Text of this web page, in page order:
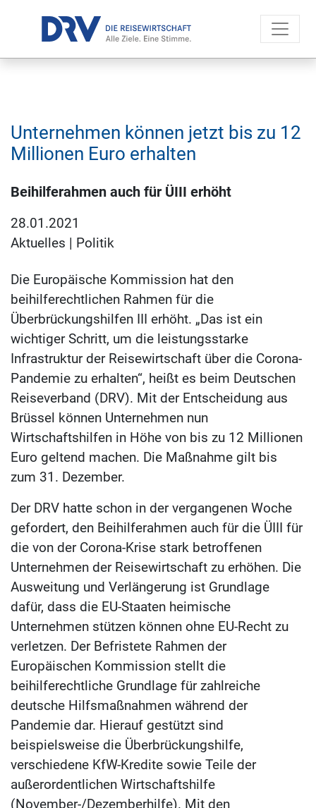
Unternehmen können jetzt bis zu 12
Millionen Euro erhalten
Beihilferahmen auch für ÜIII erhöht
28.01.2021
Aktuelles | Politik
Die Europäische Kommission hat den
beihilferechtlichen Rahmen für die
Überbrückungshilfen III erhöht. „Das ist ein
wichtiger Schritt, um die leistungsstarke
Infrastruktur der Reisewirtschaft über die Corona-
Pandemie zu erhalten“, heißt es beim Deutschen
Reiseverband (DRV). Mit der Entscheidung aus
Brüssel können Unternehmen nun
Wirtschaftshilfen in Höhe von bis zu 12 Millionen
Euro geltend machen. Die Maßnahme gilt bis
zum 31. Dezember.
Der DRV hatte schon in der vergangenen Woche
gefordert, den Beihilferahmen auch für die ÜIII für
die von der Corona-Krise stark betroffenen
Unternehmen der Reisewirtschaft zu erhöhen. Die
Ausweitung und Verlängerung ist Grundlage
dafür, dass die EU-Staaten heimische
Unternehmen stützen können ohne EU-Recht zu
verletzen. Der Befristete Rahmen der
Europäischen Kommission stellt die
beihilferechtliche Grundlage für zahlreiche
deutsche Hilfsmaßnahmen während der
Pandemie dar. Hierauf gestützt sind
beispielsweise die Überbrückungshilfe,
verschiedene KfW-Kredite sowie Teile der
außerordentlichen Wirtschaftshilfe
(November-/Dezemberhilfe). Mit den